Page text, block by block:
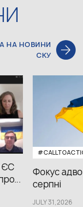
НА НОВИНИ
СКУ
ЄС
Фокус
серпні
JULY 31,2026